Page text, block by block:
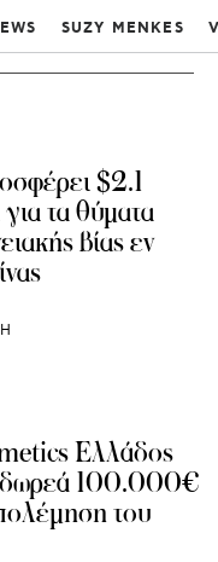
SUZY MENKES
$2.1
τα θύματα
βίας εν
Ελλάδος
100.000€
του